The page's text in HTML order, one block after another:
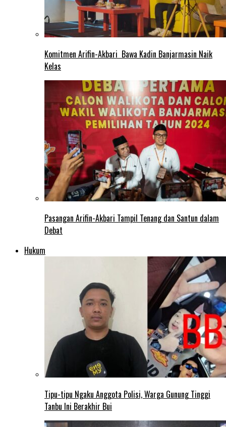
Komitmen Arifin-Akbari Bawa Kadin Banjarmasin Naik
Kelas
Pasangan Arifin-Akbari Tampil Tenang dan Santun dalam
Debat
Hukum
Tipu-tipu Ngaku Anggota Polisi, Warga Gunung Tinggi
Tanbu Ini Berakhir Bui